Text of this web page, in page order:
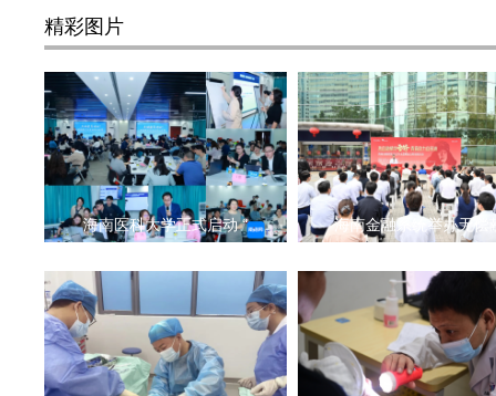
精彩图片
海南医科大学正式启动 “ 海南金融系统举办无偿